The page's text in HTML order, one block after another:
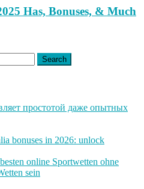
Has, Bonuses, & Much
простотой даже опытных
bonuses in 2026: unlock
online Sportwetten ohne
sein